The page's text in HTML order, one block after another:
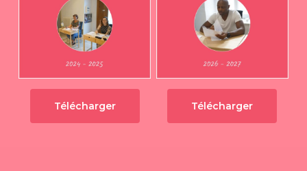
Télécharger Télécharger